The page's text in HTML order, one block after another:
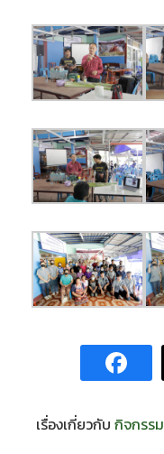
เรื่องเกี่ยวกับ กิจกรรม